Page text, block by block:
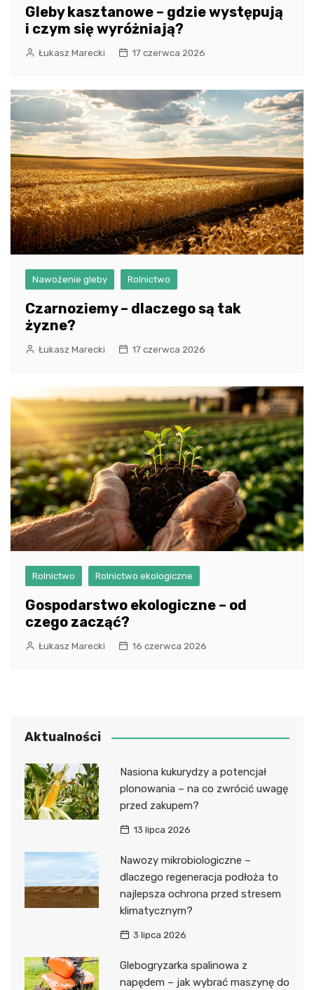
Gleby kasztanowe – gdzie występują
i czym się wyróżniają?
Łukasz Marecki 17 czerwca 2026
Nawożenie gleby Rolnictwo
Czarnoziemy – dlaczego są tak
żyzne?
Łukasz Marecki 17 czerwca 2026
Rolnictwo Rolnictwo ekologiczne
Gospodarstwo ekologiczne – od
czego zacząć?
Łukasz Marecki 16 czerwca 2026
Aktualności
Nasiona kukurydzy a potencjał
plonowania – na co zwrócić uwagę
przed zakupem?
13 lipca 2026
Nawozy mikrobiologiczne –
dlaczego regeneracja podłoża to
najlepsza ochrona przed stresem
klimatycznym?
3 lipca 2026
Glebogryzarka spalinowa z
napędem – jak wybrać maszynę do